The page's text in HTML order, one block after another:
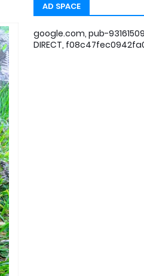
AD SPACE
google.com, pub-
DIRECT,